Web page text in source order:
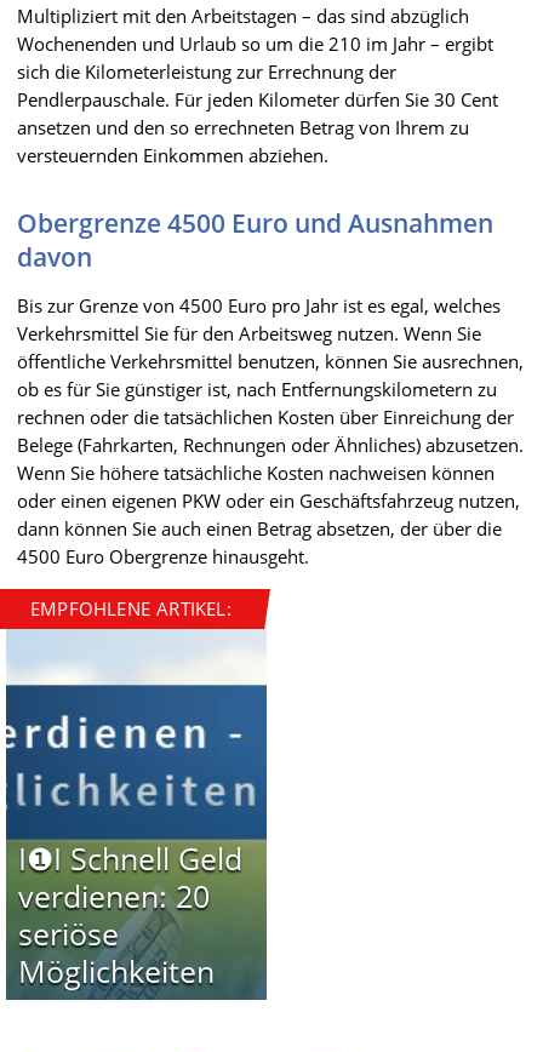
Multipliziert mit den Arbeitstagen – das sind abzüglich
Wochenenden und Urlaub so um die 210 im Jahr – ergibt
sich die Kilometerleistung zur Errechnung der
Pendlerpauschale. Für jeden Kilometer dürfen Sie 30 Cent
ansetzen und den so errechneten Betrag von Ihrem zu
versteuernden Einkommen abziehen.
Obergrenze 4500 Euro und Ausnahmen
davon
Bis zur Grenze von 4500 Euro pro Jahr ist es egal, welches
Verkehrsmittel Sie für den Arbeitsweg nutzen. Wenn Sie
öffentliche Verkehrsmittel benutzen, können Sie ausrechnen,
ob es für Sie günstiger ist, nach Entfernungskilometern zu
rechnen oder die tatsächlichen Kosten über Einreichung der
Belege (Fahrkarten, Rechnungen oder Ähnliches) abzusetzen.
Wenn Sie höhere tatsächliche Kosten nachweisen können
oder einen eigenen PKW oder ein Geschäftsfahrzeug nutzen,
dann können Sie auch einen Betrag absetzen, der über die
4500 Euro Obergrenze hinausgeht.
EMPFOHLENE ARTIKEL:
I❶I Schnell Geld
verdienen: 20
seriöse
Möglichkeiten